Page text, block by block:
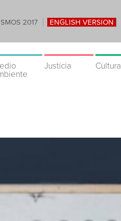
2017 ENGLISH VERSION
Justicia Cultura